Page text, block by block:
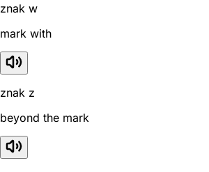
znak w
mark with
znak z
beyond the mark